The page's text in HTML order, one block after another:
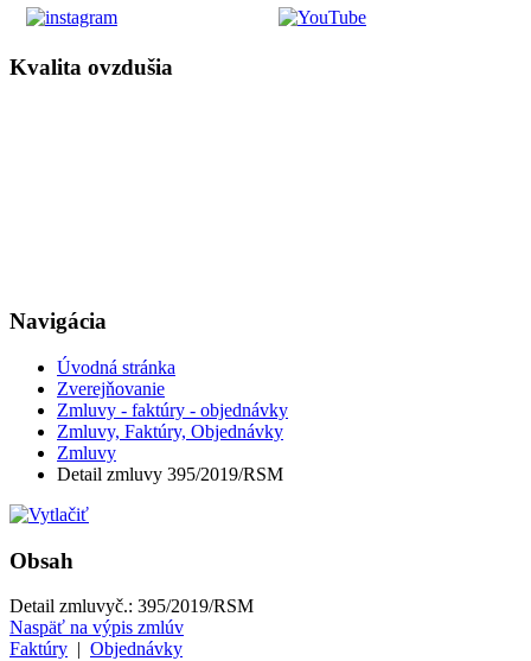
Kvalita ovzdušia
Navigácia
Úvodná stránka
Zverejňovanie
Zmluvy - faktúry - objednávky
Zmluvy, Faktúry, Objednávky
Zmluvy
Detail zmluvy 395/2019/RSM
Obsah
Detail zmluvyč.: 395/2019/RSM
Naspäť na výpis zmlúv
Faktúry | Objednávky